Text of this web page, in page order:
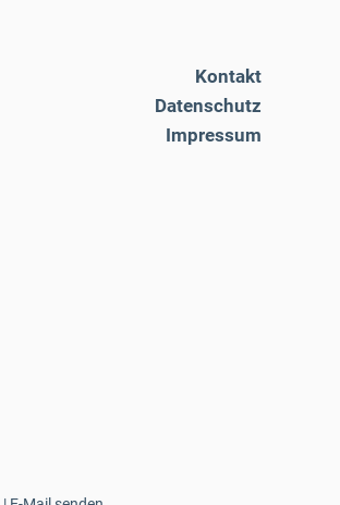
Kontakt
Datenschutz
Impressum